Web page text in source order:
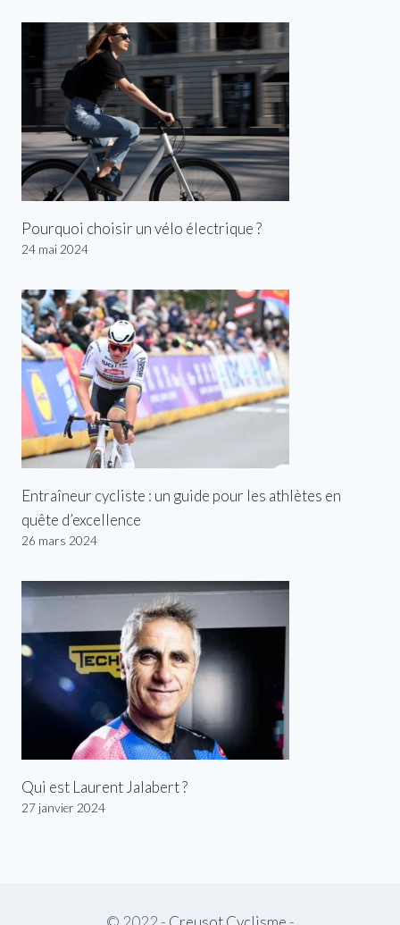
Pourquoi choisir un vélo électrique ?
24 mai 2024
Entraîneur cycliste : un guide pour les athlètes en
quête d’excellence
26 mars 2024
Qui est Laurent Jalabert ?
27 janvier 2024